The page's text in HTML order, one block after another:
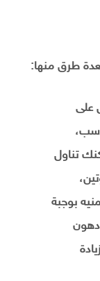
طرق منها:
على
تناول
بوجبة
دهون